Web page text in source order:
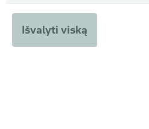
Išvalyti viską